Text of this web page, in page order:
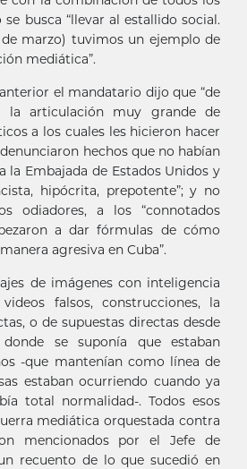
busca “llevar al estallido social.
marzo) tuvimos un ejemplo de
mediática”.
el mandatario dijo que “de
la articulación muy grande de
a los cuales les hicieron hacer
hechos que no habían
la Embajada de Estados Unidos y
hipócrita, prepotente”; y no
odiadores, a los “connotados
a dar fórmulas de cómo
agresiva en Cuba”.
de imágenes con inteligencia
falsos, construcciones, la
o de supuestas directas desde
se suponía que estaban
-que mantenían como línea de
estaban ocurriendo cuando ya
total normalidad-. Todos esos
mediática orquestada contra
mencionados por el Jefe de
recuento de lo que sucedió en